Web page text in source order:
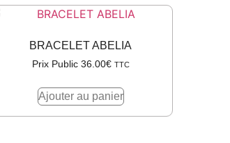
BRACELET ABELIA
Prix Public 36.00€ TTC
Ajouter au panier